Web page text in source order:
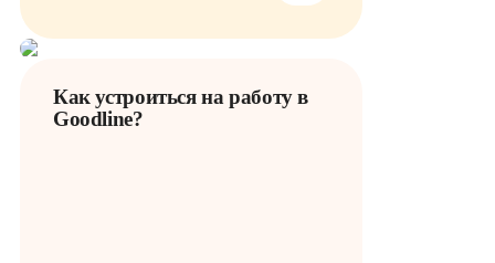
Как устроиться на работу в
Goodline?